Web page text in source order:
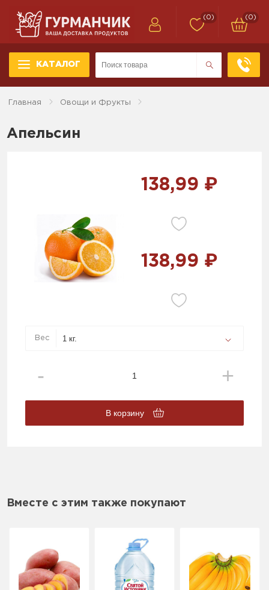
КАТАЛОГ
(0) (0)
Главная Овощи и Фрукты
Апельсин
138,99 ₽
138,99 ₽
Вес
В корзину
Вместе с этим также покупают